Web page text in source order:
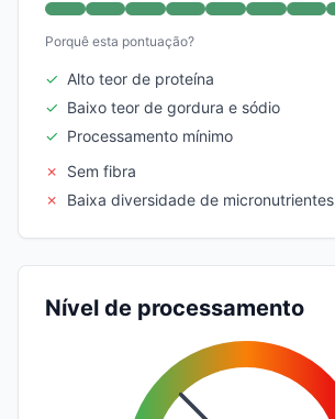
Porquê esta pontuação?
✓ Alto teor de proteína
✓ Baixo teor de gordura e sódio
✓ Processamento mínimo
✗
Sem fibra
✗
Baixa diversidade de micronutrientes
Nível de processamento